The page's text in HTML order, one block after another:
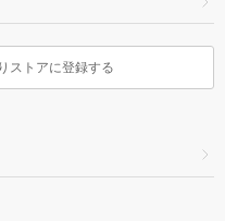
ストアに登録する